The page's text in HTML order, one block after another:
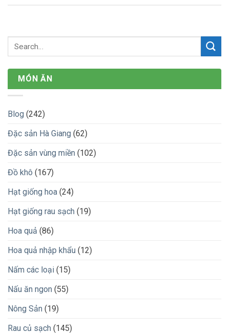
MÓN ĂN
Blog (242)
Đặc sản Hà Giang (62)
Đặc sản vùng miền (102)
Đồ khô (167)
Hạt giống hoa (24)
Hạt giống rau sạch (19)
Hoa quả (86)
Hoa quả nhập khẩu (12)
Nấm các loại (15)
Nấu ăn ngon (55)
Nông Sản (19)
Rau củ sạch (145)